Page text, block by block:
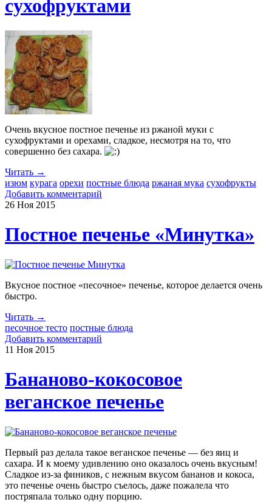
сухофруктами
Очень вкусное постное печенье из ржаной муки с
сухофруктами и орехами, сладкое, несмотря на то, что
совершенно без сахара.
Читать →
изюм курага орехи постные блюда ржаная мука сухофрукты
Добавить комментарий
26 Ноя 2015
Постное печенье «Минутка»
Вкусное постное «песочное» печенье, которое делается очень
быстро.
Читать →
песочное тесто постные блюда
Добавить комментарий
11 Ноя 2015
Бананово-кокосовое
веганское печенье
Первый раз делала такое веганское печенье — без яиц и
сахара. И к моему удивлению оно оказалось очень вкусным!
Сладкое из-за фиников, с нежным вкусом бананов и кокоса,
это печенье очень быстро съелось, даже пожалела что
постряпала только одну порцию.